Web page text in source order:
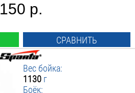
150 р.
СРАВНИТЬ
Вес бойка:
1130 г
Боёк: